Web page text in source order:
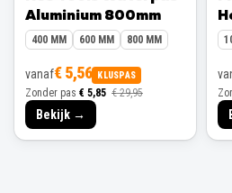
Aluminium 800mm
400 MM 600 MM 800 MM
vanaf€ 5,56 KLUSPAS
Zonder pas € 5,85 € 29,95
Bekijk →